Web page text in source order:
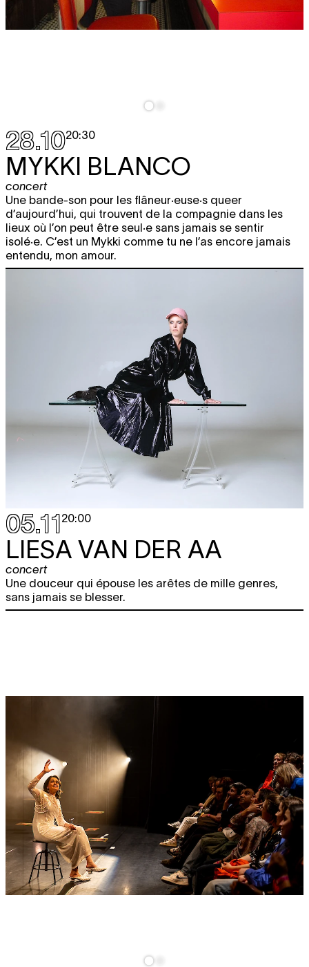
28.1020:30
MYKKI BLANCO
concert
Une bande-son pour les flâneur·euse·s queer
d’aujourd’hui, qui trouvent de la compagnie dans les
lieux où l’on peut être seul·e sans jamais se sentir
isolé·e. C’est un Mykki comme tu ne l’as encore jamais
entendu, mon amour.
05.1120:00
LIESA VAN DER AA
concert
Une douceur qui épouse les arêtes de mille genres,
sans jamais se blesser.